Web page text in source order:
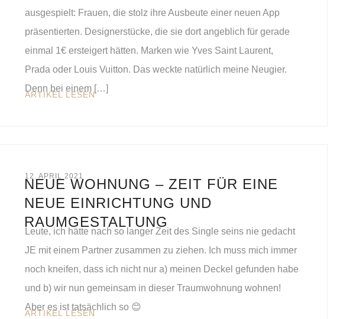
ausgespielt: Frauen, die stolz ihre Ausbeute einer neuen App
präsentierten. Designerstücke, die sie dort angeblich für gerade
einmal 1€ ersteigert hätten. Marken wie Yves Saint Laurent,
Prada oder Louis Vuitton. Das weckte natürlich meine Neugier.
Denn bei einem […]
ARTIKEL LESEN
12. APRIL 2021
NEUE WOHNUNG – ZEIT FÜR EINE
NEUE EINRICHTUNG UND
RAUMGESTALTUNG
Leute, ich hätte nach so langer Zeit des Single seins nie gedacht
JE mit einem Partner zusammen zu ziehen. Ich muss mich immer
noch kneifen, dass ich nicht nur a) meinen Deckel gefunden habe
und b) wir nun gemeinsam in dieser Traumwohnung wohnen!
Aber es ist tatsächlich so 😊
ARTIKEL LESEN